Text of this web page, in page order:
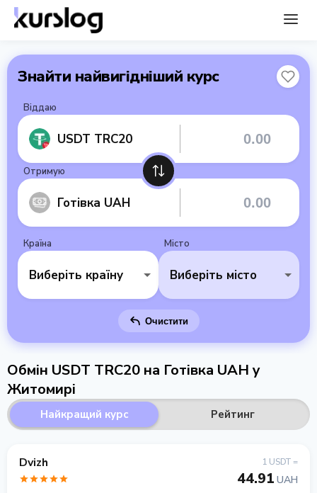
Знайти найвигідніший курс
Віддаю
USDT TRC20
Отримую
Готівка UAH
Країна
Виберіть країну
Місто
Виберіть місто
Очистити
Обмін USDT TRC20 на Готівка UAH у
Житомирі
Найкращий курс Рейтинг
Dvizh 1 USDT =
44.91 UAH